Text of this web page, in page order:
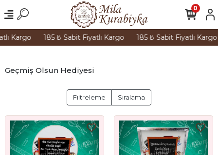
Kargo 185 ₺ Sabit Fiyatlı Kargo 185 ₺ Sabit Fiyatlı Kargo
0
Geçmiş Olsun Hediyesi
Filtreleme Sıralama